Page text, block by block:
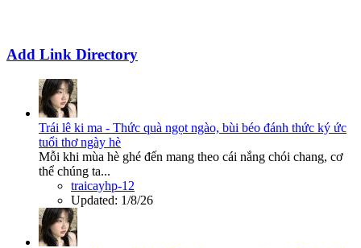
Add Link Directory
Trái lê ki ma - Thức quà ngọt ngào, bùi béo đánh thức ký ức
tuổi thơ ngày hè
Mỗi khi mùa hè ghé đến mang theo cái nắng chói chang, cơ
thể chúng ta...
traicayhp-12
Updated: 1/8/26